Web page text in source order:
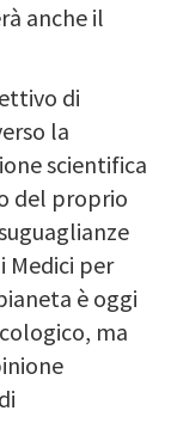
anche il
di
la
scientifica
del proprio
Medici per
è oggi
ma